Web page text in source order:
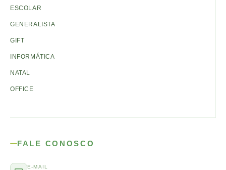
ESCOLAR
GENERALISTA
GIFT
INFORMÁTICA
NATAL
OFFICE
FALE CONOSCO
E-MAIL